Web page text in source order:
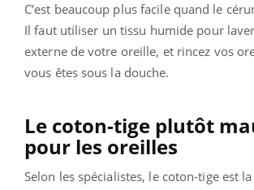
C’est beaucoup plus facile quand le
Il faut utiliser un tissu humide pour
externe de votre oreille, et rincez vos
vous êtes sous la douche.
Le coton-tige plutôt
pour les oreilles
Selon les spécialistes, le coton-tige est